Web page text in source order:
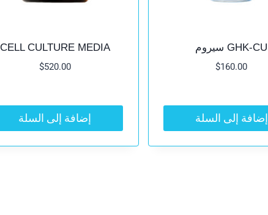
GHK-CU سيروم
$160.00
إضافة إلى السلة
CELL CULTURE MEDIA
$520.00
إضافة إلى السلة